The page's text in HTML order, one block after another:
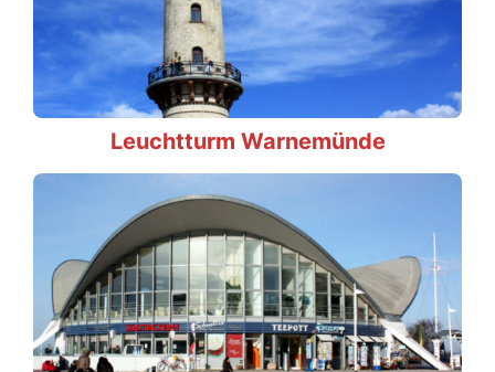
Leuchtturm Warnemünde